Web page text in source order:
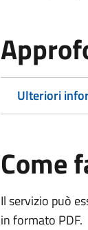
Ulteriori
Come
Il servizio può
in formato PDF.